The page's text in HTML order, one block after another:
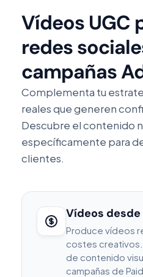
Vídeos UGC
redes
campañas
Complementa tu
reales que generen
Descubre el contenido
específicamente para
clientes.
Vídeos
Produce vídeos
costes creativos.
de contenido
campañas de